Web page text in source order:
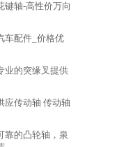
键轴-高性价万向
车配件_价格优
的突缘叉提供
应传动轴 传动轴
的凸轮轴，泉